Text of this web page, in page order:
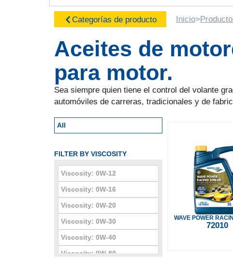
Categorías de producto Inicio>
Aceites de
para motor.
Sea siempre quien tiene el control del volante
automóviles de carreras, tradicionales y de
All
FILTER BY VISCOSITY
Viscosity: 0W-12
Viscosity: 0W-16
Viscosity: 0W-20
Viscosity: 0W-30
Viscosity: 0W-40
Viscosity: 0W-80
WAVE POWER
72010